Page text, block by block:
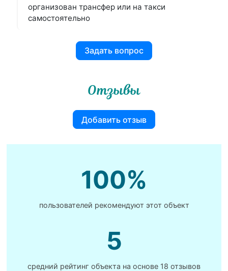
организован трансфер или на такси
самостоятельно
Задать вопрос
Отзывы
Добавить отзыв
100%
пользователей рекомендуют этот объект
5
средний рейтинг объекта на основе 18 отзывов